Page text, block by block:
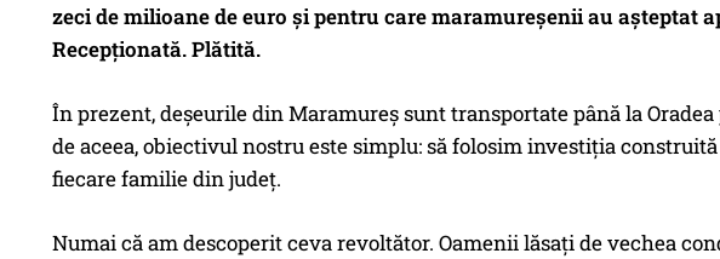
zeci de milioane de euro și pentru care maramureșenii au așteptat
Recepționată. Plătită.
În prezent, deșeurile din Maramureș sunt transportate până la
de aceea, obiectivul nostru este simplu: să folosim investiția
fiecare familie din județ.
Numai că am descoperit ceva revoltător. Oamenii lăsați de vechea